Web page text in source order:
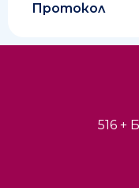
Протокол
516